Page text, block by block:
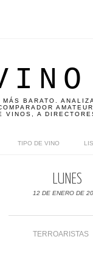
BARATO.
VINOS, A
TIPO DE VINO
LUNES
12 DE ENERO DE
TERROARISTAS